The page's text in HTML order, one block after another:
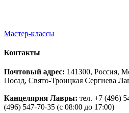
Мастер-классы
Контакты
Почтовый адрес: 141300, Россия,
Посад, Свято-Троицкая Сергиева
Канцелярия Лавры: тел. +7 (496)
(496) 547-70-35 (с 08:00 до 17:00)